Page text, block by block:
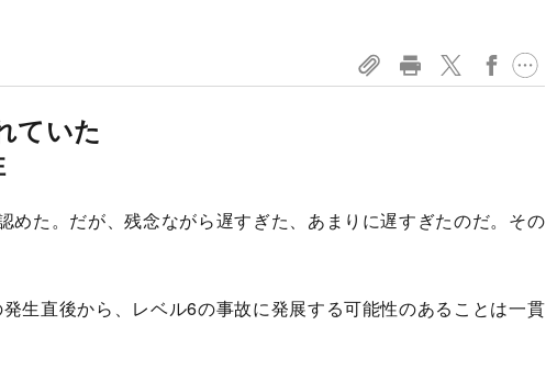
ていた
た。だが、残念ながら遅すぎた、あまりに遅すぎたのだ。その
生直後から、レベル6の事故に発展する可能性のあることは一貫